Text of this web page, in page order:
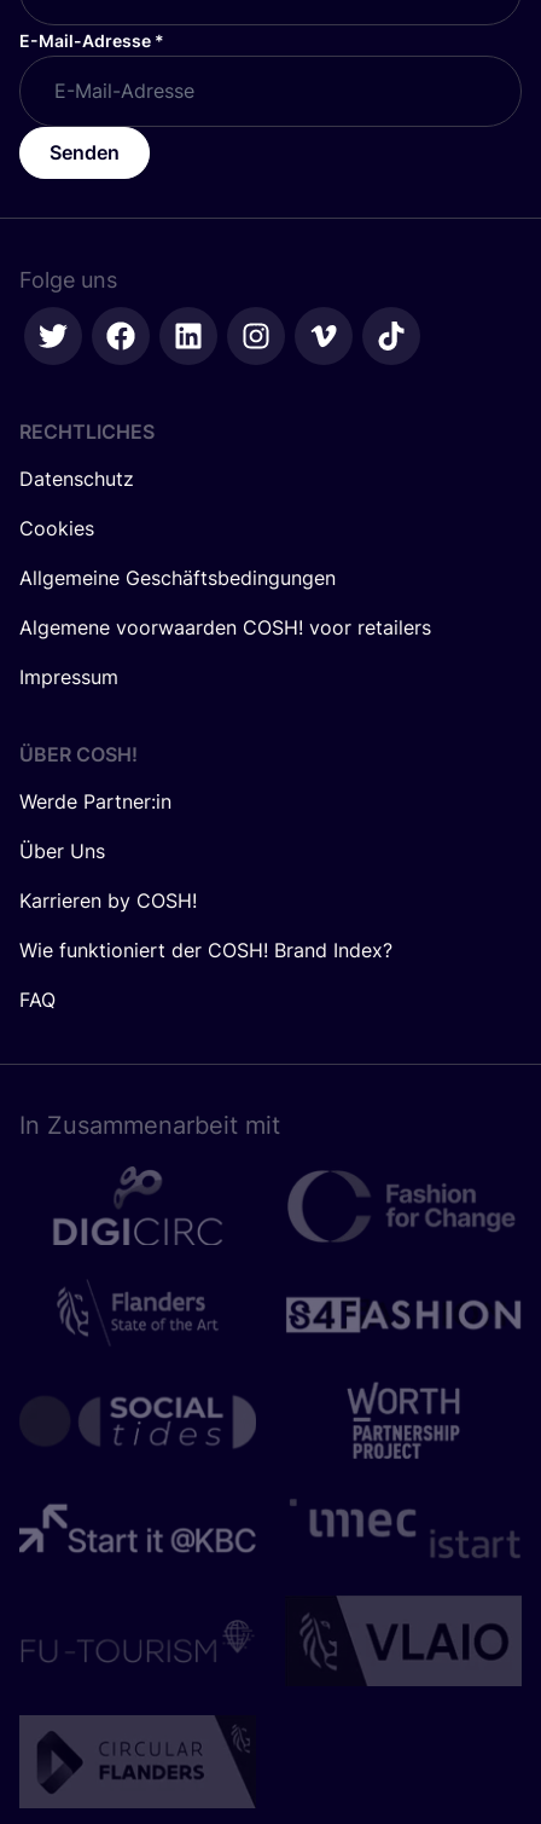
E-Mail-Adresse *
Senden
Folge uns
RECHTLICHES
Datenschutz
Cookies
Allgemeine Geschäftsbedingungen
Algemene voorwaarden COSH! voor retailers
Impressum
ÜBER COSH!
Werde Partner:in
Über Uns
Karrieren by COSH!
Wie funktioniert der COSH! Brand Index?
FAQ
In Zusam­men­ar­beit mit